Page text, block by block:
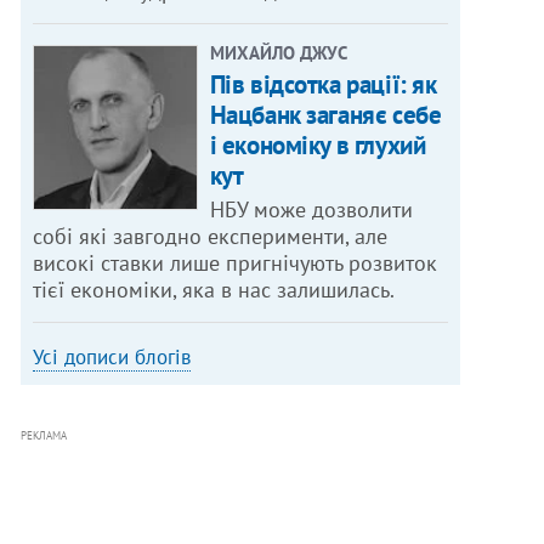
МИХАЙЛО ДЖУС
Пів відсотка рації: як
Нацбанк заганяє себе
і економіку в глухий
кут
НБУ може дозволити
собі які завгодно експерименти, але
високі ставки лише пригнічують розвиток
тієї економіки, яка в нас залишилась.
Усі дописи блогів
РЕКЛАМА